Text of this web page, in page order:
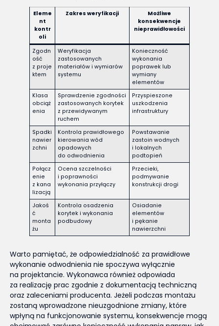
Eleme
nt
kontr
oli
Zakres weryfikacji
Możliwe
konsekwencje
nieprawidłowości
Zgodn
ość
z proje
ktem
Weryfikacja
zastosowanych
materiałów i wymiarów
systemu
Konieczność
wykonania
poprawek lub
wymiany
elementów
Klasa
obciąż
enia
Sprawdzenie zgodności
zastosowanych korytek
z przewidywanym
ruchem
Przyspieszone
uszkodzenia
infrastruktury
Spadki
nawier
zchni
Kontrola prawidłowego
kierowania wód
opadowych
do odwodnienia
Powstawanie
zastoin wodnych
i lokalnych
podtopień
Połącz
enie
z kana
lizacją
Ocena szczelności
i poprawności
wykonania przyłączy
Przecieki,
podmywanie
konstrukcji drogi
Jakoś
ć
monta
żu
Kontrola osadzenia
korytek i wykonania
podbudowy
Osiadanie
elementów
i pękanie
nawierzchni
Warto pamiętać, że odpowiedzialność za prawidłowe
wykonanie odwodnienia nie spoczywa wyłącznie
na projektancie. Wykonawca również odpowiada
za realizację prac zgodnie z dokumentacją techniczną
oraz zaleceniami producenta. Jeżeli podczas montażu
zostaną wprowadzone nieuzgodnione zmiany, które
wpłyną na funkcjonowanie systemu, konsekwencje mogą